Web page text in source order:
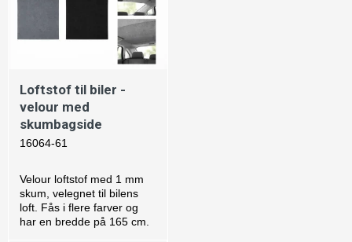
Loftstof til biler -
velour med
skumbagside
16064-61
Velour loftstof med 1 mm
skum, velegnet til bilens
loft. Fås i flere farver og
har en bredde på 165 cm.